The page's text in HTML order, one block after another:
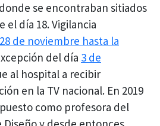
se encontraban sitiados
el día 18. Vigilancia
de noviembre hasta la
del día 3 de
al hospital a recibir
en la TV nacional. En 2019
como profesora del